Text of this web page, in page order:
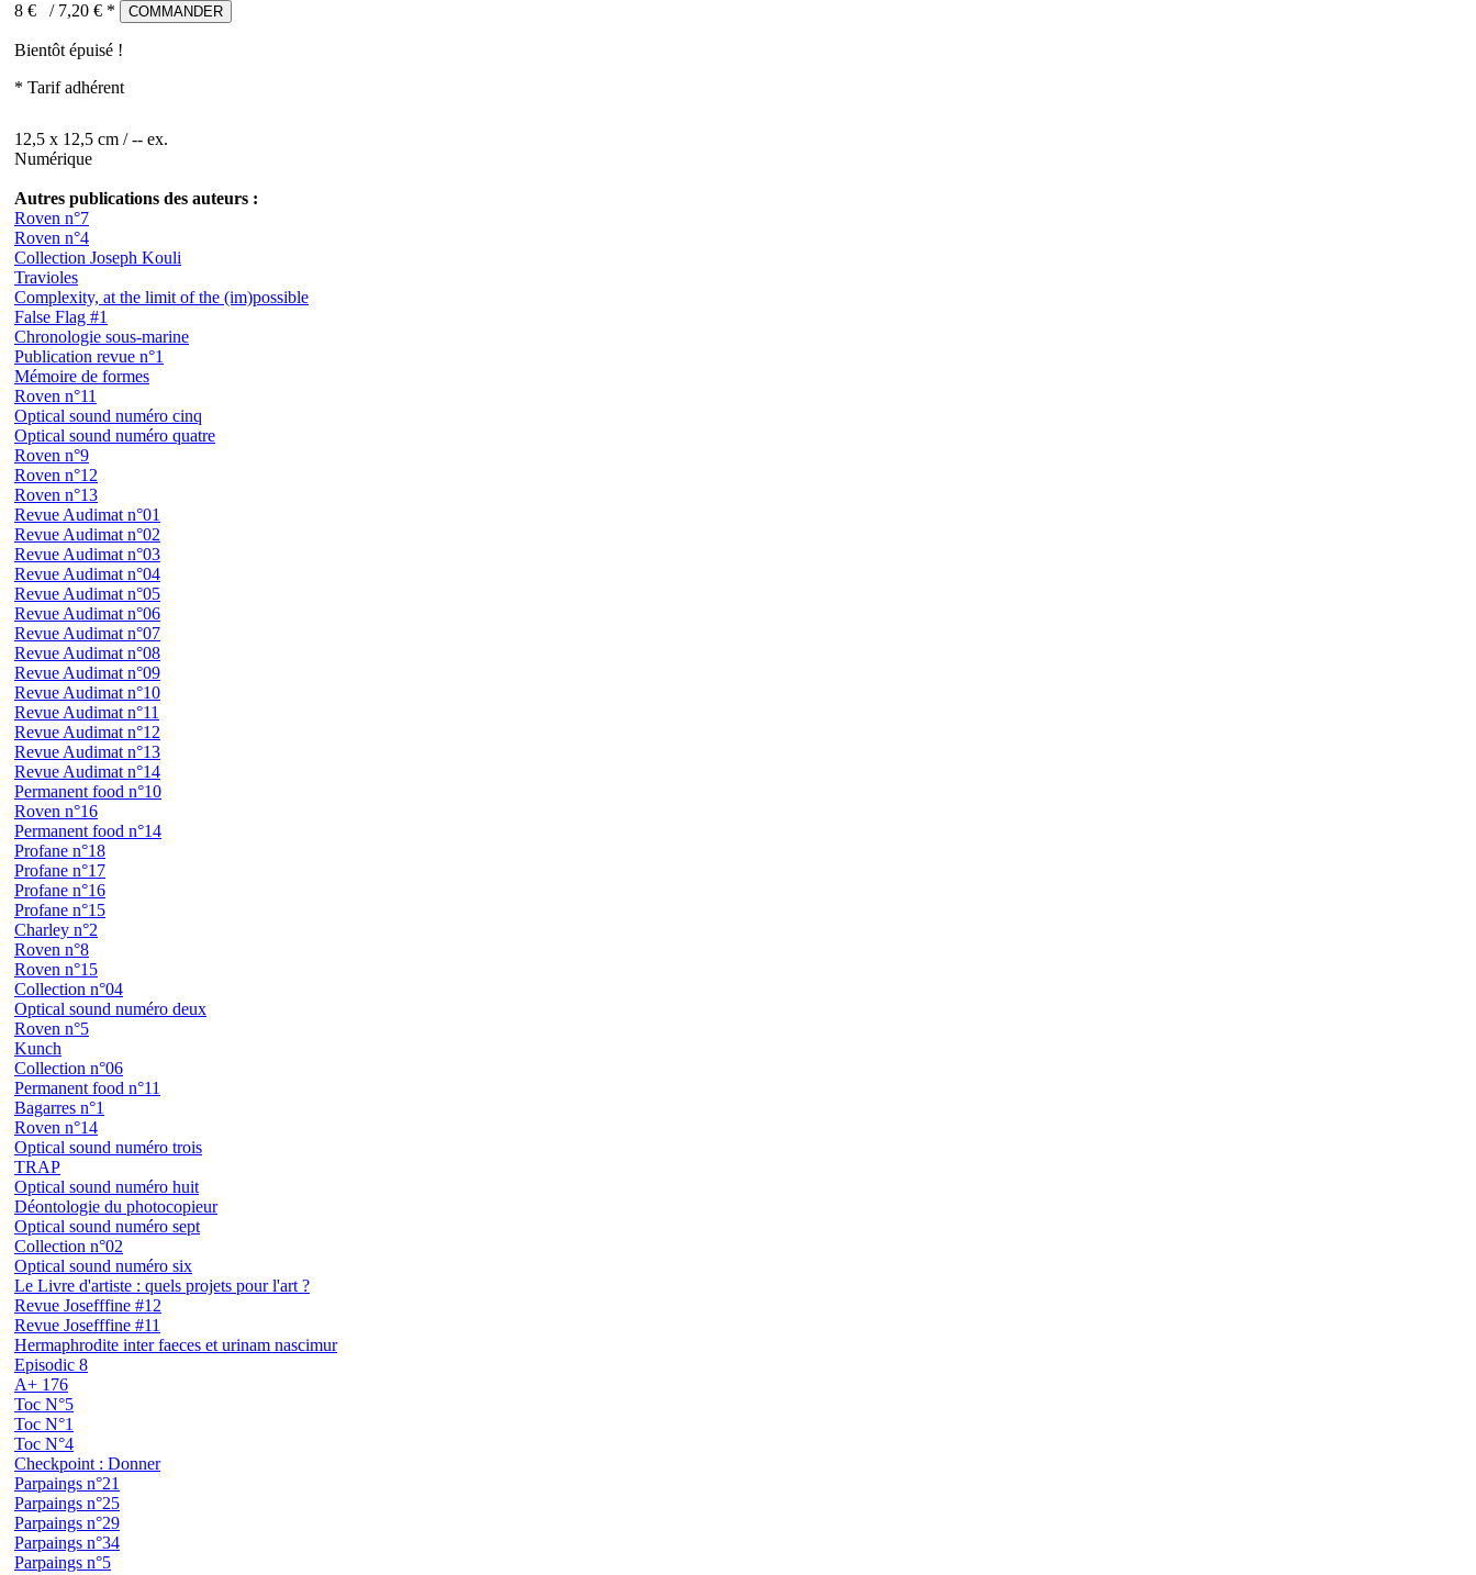
8 € / 7,20 € * COMMANDER
Bientôt épuisé !
* Tarif adhérent
12,5 x 12,5 cm / -- ex.
Numérique
Autres publications des auteurs :
Roven n°7
Roven n°4
Collection Joseph Kouli
Travioles
Complexity, at the limit of the (im)possible
False Flag #1
Chronologie sous-marine
Publication revue n°1
Mémoire de formes
Roven n°11
Optical sound numéro cinq
Optical sound numéro quatre
Roven n°9
Roven n°12
Roven n°13
Revue Audimat n°01
Revue Audimat n°02
Revue Audimat n°03
Revue Audimat n°04
Revue Audimat n°05
Revue Audimat n°06
Revue Audimat n°07
Revue Audimat n°08
Revue Audimat n°09
Revue Audimat n°10
Revue Audimat n°11
Revue Audimat n°12
Revue Audimat n°13
Revue Audimat n°14
Permanent food n°10
Roven n°16
Permanent food n°14
Profane n°18
Profane n°17
Profane n°16
Profane n°15
Charley n°2
Roven n°8
Roven n°15
Collection n°04
Optical sound numéro deux
Roven n°5
Kunch
Collection n°06
Permanent food n°11
Bagarres n°1
Roven n°14
Optical sound numéro trois
TRAP
Optical sound numéro huit
Déontologie du photocopieur
Optical sound numéro sept
Collection n°02
Optical sound numéro six
Le Livre d'artiste : quels projets pour l'art ?
Revue Josefffine #12
Revue Josefffine #11
Hermaphrodite inter faeces et urinam nascimur
Episodic 8
A+ 176
Toc N°5
Toc N°1
Toc N°4
Checkpoint : Donner
Parpaings n°21
Parpaings n°25
Parpaings n°29
Parpaings n°34
Parpaings n°5